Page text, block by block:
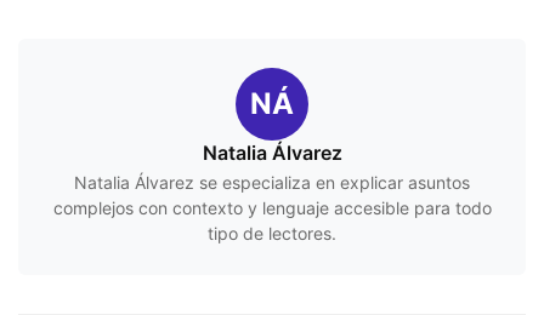
NÁ
Natalia Álvarez
Natalia Álvarez se especializa en explicar asuntos
complejos con contexto y lenguaje accesible para todo
tipo de lectores.